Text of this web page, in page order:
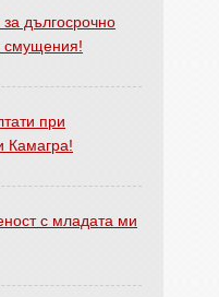
дългосрочно
смущения!
при
Камагра!
с младата ми